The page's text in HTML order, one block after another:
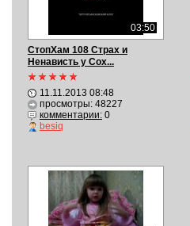
03:50
СтопХам 108 Страх и
Ненависть у Сох...
11.11.2013 08:48
просмотры: 48227
комментарии:0
besiq